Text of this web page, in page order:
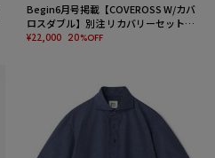
Begin6月号掲載【COVEROSS W/カバ
ロスダブル】別注 リカバリーセットア
ップパンツ＜リラックス効果/ストレッ
¥22,000 20%OFF